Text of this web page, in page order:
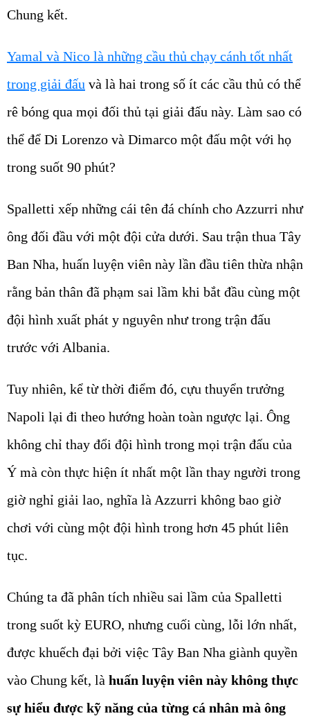
Chung kết.
Yamal và Nico là những cầu thủ chạy cánh tốt nhất
trong giải đấu và là hai trong số ít các cầu thủ có thể
rê bóng qua mọi đối thủ tại giải đấu này. Làm sao có
thể để Di Lorenzo và Dimarco một đấu một với họ
trong suốt 90 phút?
Spalletti xếp những cái tên đá chính cho Azzurri như
ông đối đầu với một đội cửa dưới. Sau trận thua Tây
Ban Nha, huấn luyện viên này lần đầu tiên thừa nhận
rằng bản thân đã phạm sai lầm khi bắt đầu cùng một
đội hình xuất phát y nguyên như trong trận đấu
trước với Albania.
Tuy nhiên, kể từ thời điểm đó, cựu thuyển trưởng
Napoli lại đi theo hướng hoàn toàn ngược lại. Ông
không chỉ thay đổi đội hình trong mọi trận đấu của
Ý mà còn thực hiện ít nhất một lần thay người trong
giờ nghỉ giải lao, nghĩa là Azzurri không bao giờ
chơi với cùng một đội hình trong hơn 45 phút liên
tục.
Chúng ta đã phân tích nhiều sai lầm của Spalletti
trong suốt kỳ EURO, nhưng cuối cùng, lỗi lớn nhất,
được khuếch đại bởi việc Tây Ban Nha giành quyền
vào Chung kết, là huấn luyện viên này không thực
sự hiểu được kỹ năng của từng cá nhân mà ông